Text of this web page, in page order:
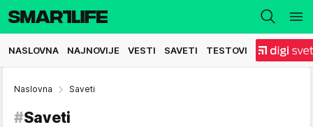
NASLOVNA NAJNOVIJE VESTI SAVETI TESTOVI
Naslovna Saveti
#Saveti